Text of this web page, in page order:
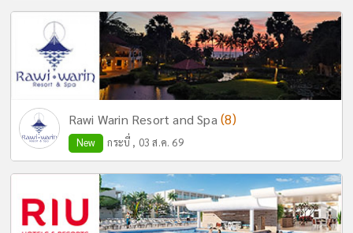
Rawi Warin Resort and Spa (8)
New กระบี่ , 03 ส.ค. 69